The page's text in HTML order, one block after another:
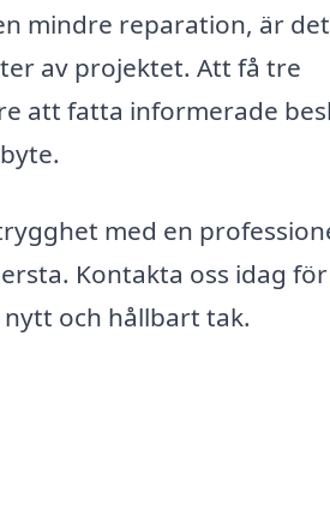
mindre reparation, är
av projektet. Att få tre
att fatta informerade
med en
Kontakta oss idag
och hållbart tak.